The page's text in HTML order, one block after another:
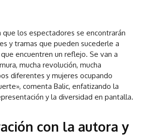
que los espectadores se encontrarán
y tramas que pueden sucederle a
encuentren un reflejo. Se van a
mucha revolución, mucha
diferentes y mujeres ocupando
comenta Balic, enfatizando la
y la diversidad en pantalla.
con la autora y